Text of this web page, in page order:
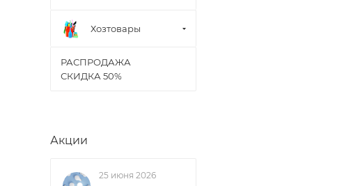
Хозтовары
РАСПРОДАЖА
СКИДКА 50%
Акции
25 июня 2026